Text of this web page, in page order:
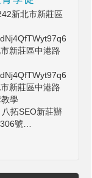
新北市新莊區
新莊區中港路
新莊區中港路
學
拓SEO新莊辦
號…